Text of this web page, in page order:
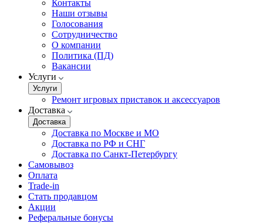
Контакты
Наши отзывы
Голосования
Сотрудничество
О компании
Политика (ПД)
Вакансии
Услуги
Услуги
Ремонт игровых приставок и аксессуаров
Доставка
Доставка
Доставка по Москве и МО
Доставка по РФ и СНГ
Доставка по Санкт-Петербургу
Самовывоз
Оплата
Trade-in
Стать продавцом
Акции
Реферальные бонусы